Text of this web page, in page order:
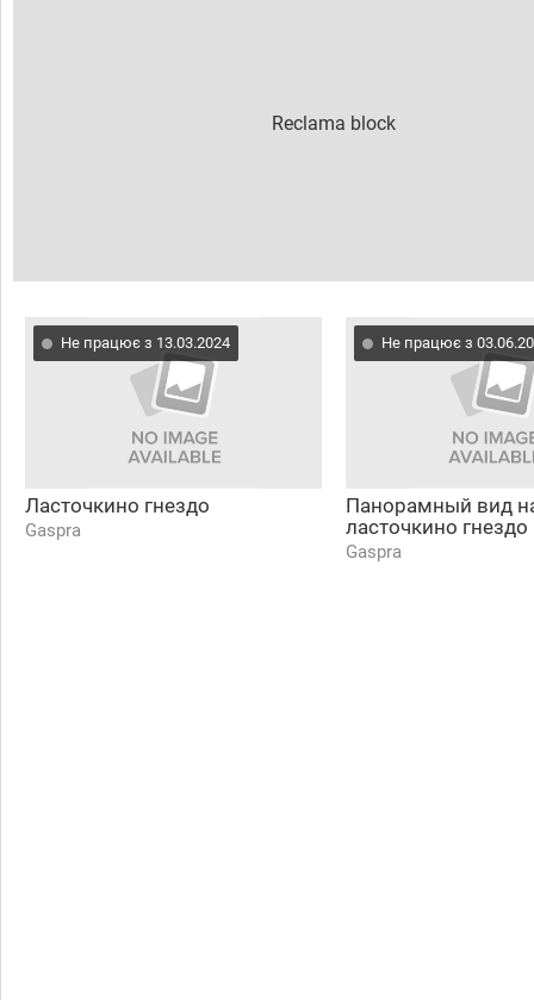
Не працює з 13.03.2024
Ласточкино гнездо
Gaspra
Не працює з
Панорамный вид
ласточкино гнездо
Gaspra